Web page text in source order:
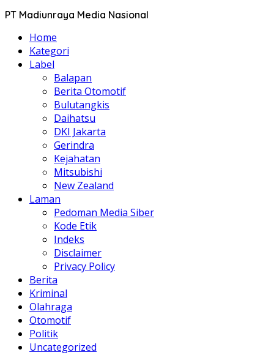
PT Madiunraya Media Nasional
Home
Kategori
Label
Balapan
Berita Otomotif
Bulutangkis
Daihatsu
DKI Jakarta
Gerindra
Kejahatan
Mitsubishi
New Zealand
Laman
Pedoman Media Siber
Kode Etik
Indeks
Disclaimer
Privacy Policy
Berita
Kriminal
Olahraga
Otomotif
Politik
Uncategorized